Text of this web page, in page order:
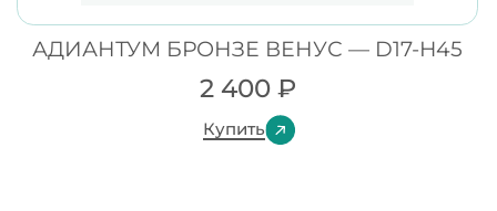
АДИАНТУМ БРОНЗЕ ВЕНУС — D17-H45
2 400 ₽
Купить